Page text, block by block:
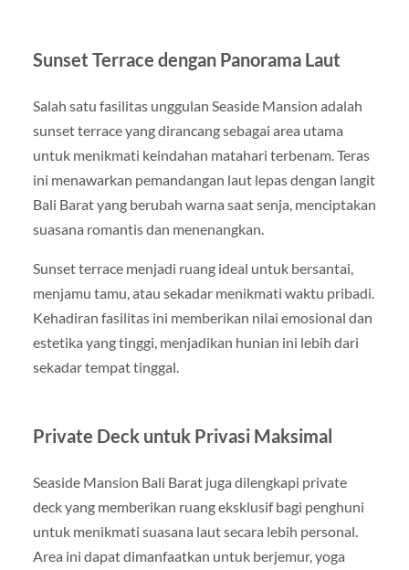
Sunset Terrace dengan Panorama Laut
Salah satu fasilitas unggulan Seaside Mansion adalah
sunset terrace yang dirancang sebagai area utama
untuk menikmati keindahan matahari terbenam. Teras
ini menawarkan pemandangan laut lepas dengan langit
Bali Barat yang berubah warna saat senja, menciptakan
suasana romantis dan menenangkan.
Sunset terrace menjadi ruang ideal untuk bersantai,
menjamu tamu, atau sekadar menikmati waktu pribadi.
Kehadiran fasilitas ini memberikan nilai emosional dan
estetika yang tinggi, menjadikan hunian ini lebih dari
sekadar tempat tinggal.
Private Deck untuk Privasi Maksimal
Seaside Mansion Bali Barat juga dilengkapi private
deck yang memberikan ruang eksklusif bagi penghuni
untuk menikmati suasana laut secara lebih personal.
Area ini dapat dimanfaatkan untuk berjemur, yoga